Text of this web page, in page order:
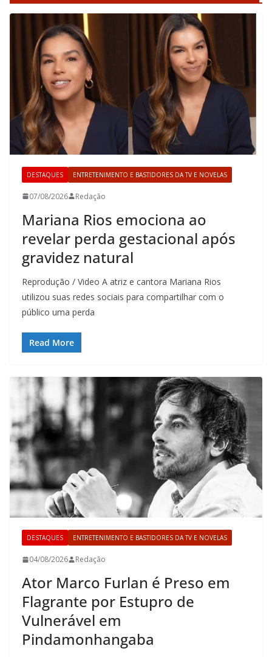
DESTAQUES ENTRETENIMENTO E BASTIDORES DA TV E NOVELAS
07/08/2026 Redação
Mariana Rios emociona ao
revelar perda gestacional após
gravidez natural
Reprodução / Video A atriz e cantora Mariana Rios
utilizou suas redes sociais para compartilhar com o
público uma perda
Read More
DESTAQUES ENTRETENIMENTO E BASTIDORES DA TV E NOVELAS
04/08/2026 Redação
Ator Marco Furlan é Preso em
Flagrante por Estupro de
Vulnerável em
Pindamonhangaba